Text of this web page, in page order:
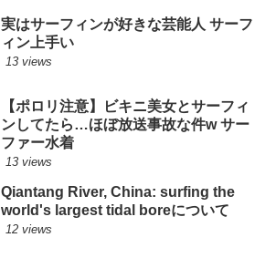
実はサーフィンが好きな芸能人 サーフ
ィン上手い
13 views
【ポロリ注意】ビキニ美女とサーフィ
ンしてたら…ほぼ放送事故な件w サー
ファー水着
13 views
Qiantang River, China: surfing the
world's largest tidal boreについて
12 views